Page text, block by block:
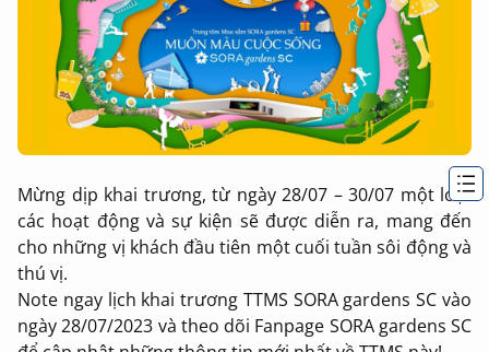
Mừng dịp khai trương, từ ngày 28/07 – 30/07 một loạt
các hoạt động và sự kiện sẽ được diễn ra, mang đến
cho những vị khách đầu tiên một cuối tuần sôi động và
thú vị.
Note ngay lịch khai trương TTMS SORA gardens SC vào
ngày 28/07/2023 và theo dõi Fanpage SORA gardens SC